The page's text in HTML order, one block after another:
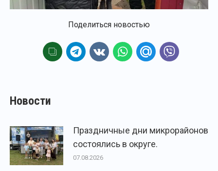
Поделиться новостью
Новости
Праздничные дни микрорайонов
состоялись в округе.
07.08.2026